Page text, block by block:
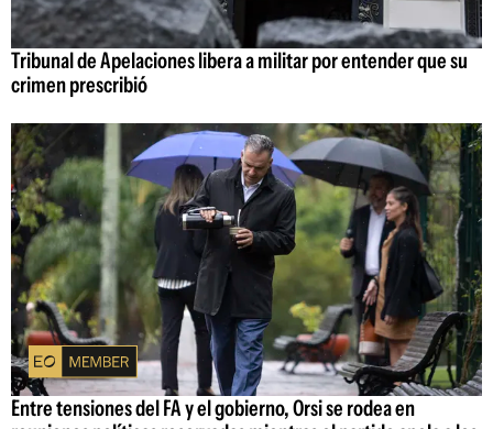
Tribunal de Apelaciones libera a militar por entender que su
crimen prescribió
Entre tensiones del FA y el gobierno, Orsi se rodea en